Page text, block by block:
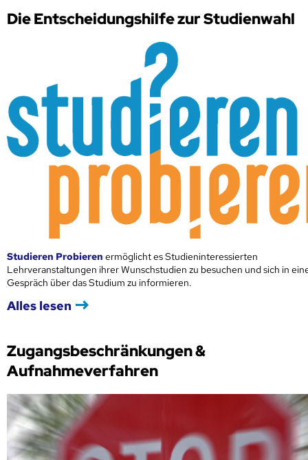
Die Entscheidungshilfe zur Studienwahl
Studieren Probieren ermöglicht es Studieninteressierten
Lehrveranstaltungen ihrer Wunschstudien zu besuchen und sich in
Gespräch über das Studium zu informieren.
Alles lesen
Zugangsbeschränkungen &
Aufnahmeverfahren